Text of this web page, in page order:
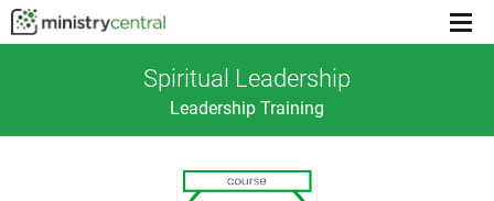
Menu
Spiritual Leadership
Leadership Training